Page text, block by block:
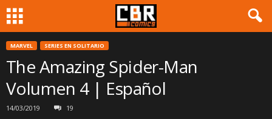
MARVEL SERIES EN SOLITARIO
The Amazing Spider-Man
Volumen 4 | Español
14/03/2019 19